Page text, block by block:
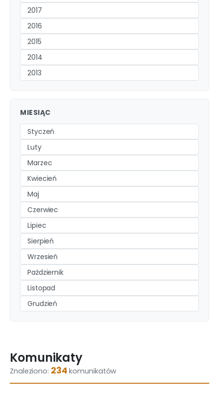
2017
2016
2015
2014
2013
MIESIĄC
Styczeń
Luty
Marzec
Kwiecień
Maj
Czerwiec
Lipiec
Sierpień
Wrzesień
Październik
Listopad
Grudzień
Komunikaty
Znaleziono: 234 komunikatów